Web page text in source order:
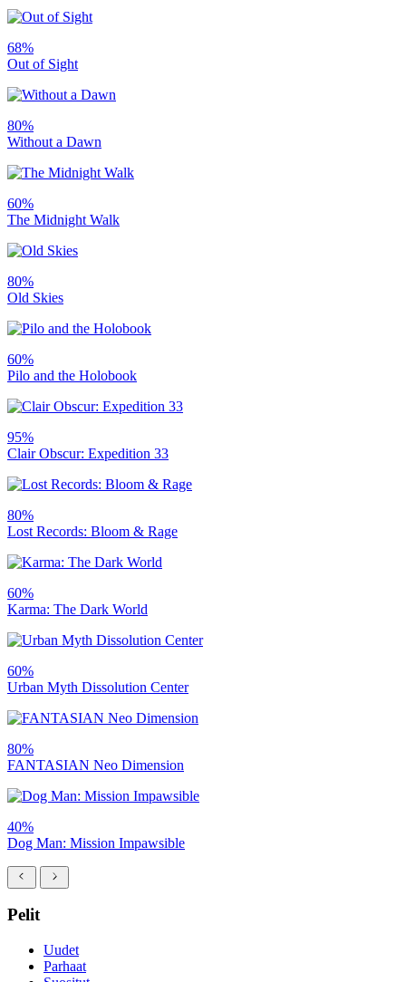
68%
Out of Sight
80%
Without a Dawn
60%
The Midnight Walk
80%
Old Skies
60%
Pilo and the Holobook
95%
Clair Obscur: Expedition 33
80%
Lost Records: Bloom & Rage
60%
Karma: The Dark World
60%
Urban Myth Dissolution Center
80%
FANTASIAN Neo Dimension
40%
Dog Man: Mission Impawsible
Pelit
Uudet
Parhaat